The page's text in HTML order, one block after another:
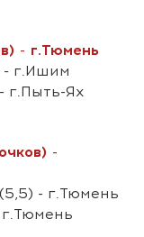
- г.Тюмень
- г.Ишим
г.Пыть-Ях
-
- г.Тюмень